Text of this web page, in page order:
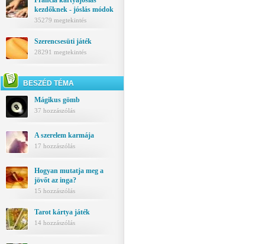
kezdőknek - jóslás módok
35279 megtekintés
Szerencsesüti játék
28291 megtekintés
BESZÉD TÉMA
Mágikus gömb
37 hozzászólás
A szerelem karmája
17 hozzászólás
Hogyan mutatja meg a
jövőt az inga?
15 hozzászólás
Tarot kártya játék
14 hozzászólás